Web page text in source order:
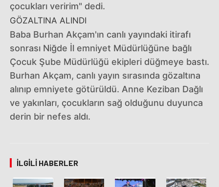
çocukları veririm" dedi.
GÖZALTINA ALINDI
Baba Burhan Akçam'ın canlı yayındaki itirafı
sonrası Niğde İl emniyet Müdürlüğüne bağlı
Çocuk Şube Müdürlüğü ekipleri düğmeye bastı.
Burhan Akçam, canlı yayın sırasında gözaltına
alınıp emniyete götürüldü. Anne Keziban Dağlı
ve yakınları, çocukların sağ olduğunu duyunca
derin bir nefes aldı.
İLGILI HABERLER